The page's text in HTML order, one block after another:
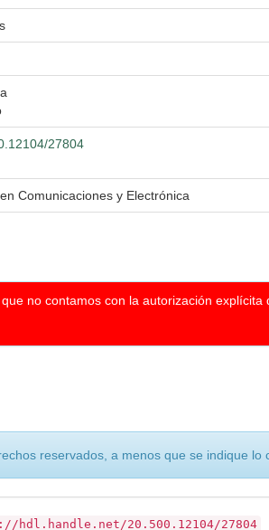
27804
Comunicaciones y Electrónica
no contamos con la autorización
reservados, a menos que se indique lo
hdl.handle.net/20.500.12104/27804